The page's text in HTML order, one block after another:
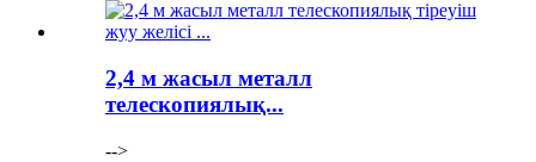
2,4 м жасыл металл
телескопиялық...
-->